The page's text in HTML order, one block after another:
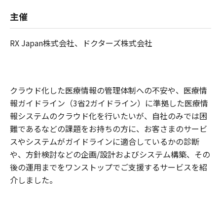
主催
RX Japan株式会社、ドクターズ株式会社
クラウド化した医療情報の管理体制への不安や、医療情
報ガイドライン（3省2ガイドライン）に準拠した医療情
報システムのクラウド化を行いたいが、自社のみでは困
難であるなどの課題をお持ちの方に、お客さまのサービ
スやシステムがガイドラインに適合しているかの診断
や、方針検討などの企画/設計およびシステム構築、その
後の運用までをワンストップでご支援するサービスを紹
介しました。